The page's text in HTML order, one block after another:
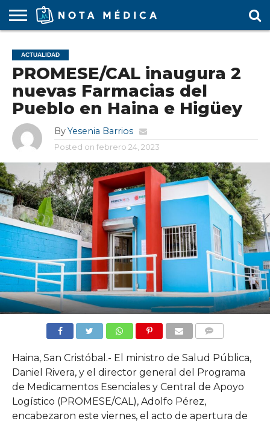
MÉDICA
ARS
ARTÍCULO
ACTUALIDAD
COLEGIO
MÉDICO
COVID-
19
EDUCACIÓN
MÉDICA
ESTUDIANTES
FARMACÉUTICAS
GUBERNAMENTAL
HOSPITALES
Y CLÍNICAS
MARKETING
MÉDICO
RESIDENTES
SALUD
LABORAL
SOCIEDADES
MÉDICAS
TURISMO
MÉDICO
VÍDEOS
ACTUALIDAD
PROMESE/CAL inaugura 2
nuevas Farmacias del
Pueblo en Haina e Higüey
ByYesenia Barrios
Posted on febrero 24, 2023
Haina, San Cristóbal.- El ministro de Salud Pública,
Daniel Rivera, y el director general del Programa
de Medicamentos Esenciales y Central de Apoyo
Logístico (PROMESE/CAL), Adolfo Pérez,
encabezaron este viernes, el acto de apertura de